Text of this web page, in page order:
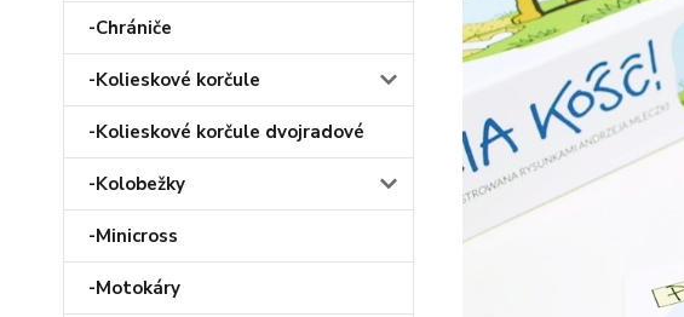
-Chrániče
-Kolieskové korčule
-Kolieskové korčule dvojradové
-Kolobežky
-Minicross
-Motokáry